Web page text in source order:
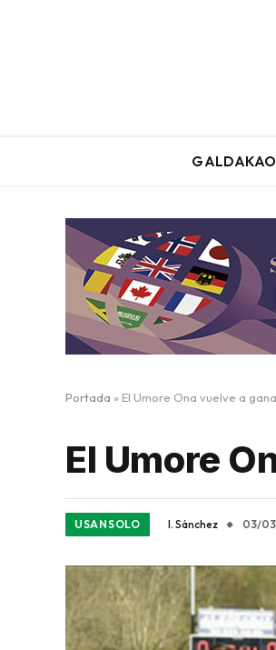
Portada » El Umore Ona vuelve a
El Umore
USANSOLO I. Sánchez 03/